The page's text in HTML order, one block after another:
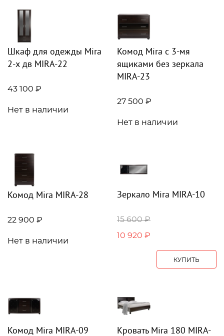
Шкаф для одежды Mira
2-х дв MIRA-22
43 100 ₽
Нет в наличии
Комод Mira с 3-мя
ящиками без зеркала
MIRA-23
27 500 ₽
Нет в наличии
Комод Mira MIRA-28
22 900 ₽
Нет в наличии
Зеркало Mira MIRA-10
15 600 ₽
10 920 ₽
КУПИТЬ
Комод Mira MIRA-09
Кровать Mira 180 MIRA-